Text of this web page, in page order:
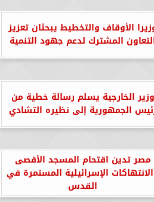
الأوقاف والتخطيط يبحثان تعزيز
المشترك لدعم جهود التنمية
وزير الخارجية يسلم رسالة خطية من
الجمهورية إلى نظيره التشادي
مصر تدين اقتحام المسجد الأقصى
الإسرائيلية المستمرة في
القدس